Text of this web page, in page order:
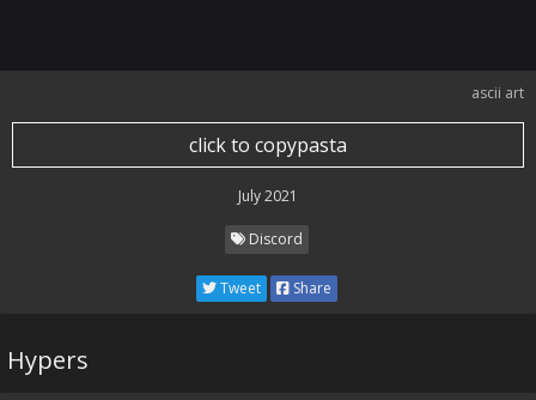
ascii art
click to copypasta
July 2021
Discord
Tweet Share
Hypers